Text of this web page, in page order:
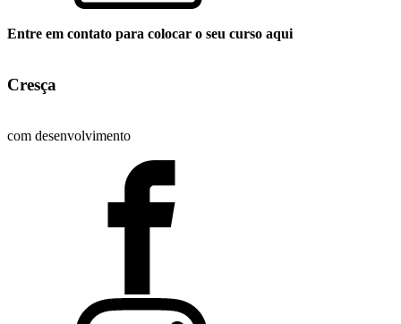
Entre em contato para colocar o seu curso aqui
Cresça
com desenvolvimento